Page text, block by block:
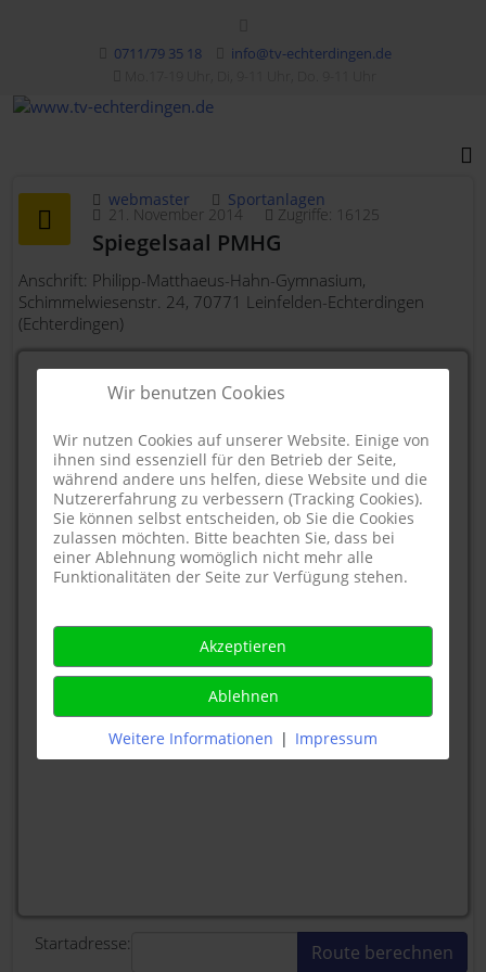
0711/79 35 18
info@tv-echterdingen.de
webmaster Sportanlagen
21. November 2014 Zugriffe: 16125
Spiegelsaal PMHG
Anschrift: Philipp-Matthaeus-Hahn-Gymnasium,
Schimmelwiesenstr. 24, 70771 Leinfelden-Echterdingen
(Echterdingen)
Startadresse:
Wir benutzen Cookies
Wir nutzen Cookies auf unserer Website. Einige von
ihnen sind essenziell für den Betrieb der Seite,
während andere uns helfen, diese Website und die
Nutzererfahrung zu verbessern (Tracking Cookies).
Sie können selbst entscheiden, ob Sie die Cookies
zulassen möchten. Bitte beachten Sie, dass bei
einer Ablehnung womöglich nicht mehr alle
Funktionalitäten der Seite zur Verfügung stehen.
Akzeptieren
Ablehnen
Weitere Informationen | Impressum